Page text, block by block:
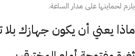
يلزم لحمايتها على مدار الساعة.
ماذا يعني أن يكون جهازك